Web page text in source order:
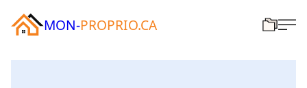
MON-PROPRIO.CA